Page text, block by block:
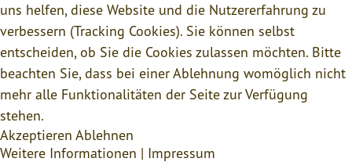
uns helfen, diese Website und die Nutzererfahrung zu
verbessern (Tracking Cookies). Sie können selbst
entscheiden, ob Sie die Cookies zulassen möchten. Bitte
beachten Sie, dass bei einer Ablehnung womöglich nicht
mehr alle Funktionalitäten der Seite zur Verfügung
stehen.
Akzeptieren Ablehnen
Weitere Informationen | Impressum